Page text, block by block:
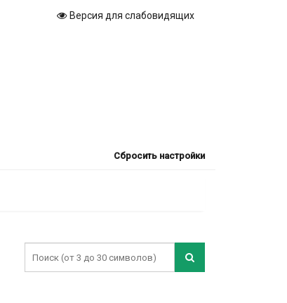
Версия для слабовидящих
Сбросить настройки